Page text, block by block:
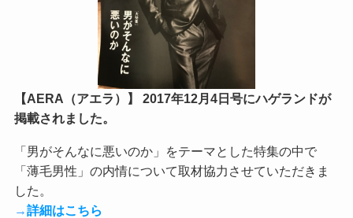
【AERA（アエラ）】 2017年12月4日号にハゲランドが
掲載されました。
「男がそんなに悪いのか」をテーマとした特集の中で
「薄毛男性」の内情について取材協力させていただきま
した。
→詳細はこちら